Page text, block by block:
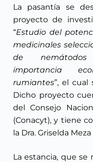
La pasantía se
proyecto de
“Estudio del
medicinales
de nemátodos
importancia
rumiantes”, el cual
Dicho proyecto
del Consejo
(Conacyt), y tiene
la Dra. Griselda
La estancia, que se